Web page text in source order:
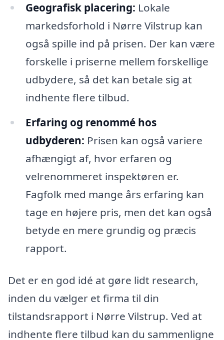
Geografisk placering: Lokale
markedsforhold i Nørre Vilstrup kan
også spille ind på prisen. Der kan være
forskelle i priserne mellem forskellige
udbydere, så det kan betale sig at
indhente flere tilbud.
Erfaring og renommé hos
udbyderen: Prisen kan også variere
afhængigt af, hvor erfaren og
velrenommeret inspektøren er.
Fagfolk med mange års erfaring kan
tage en højere pris, men det kan også
betyde en mere grundig og præcis
rapport.
Det er en god idé at gøre lidt research,
inden du vælger et firma til din
tilstandsrapport i Nørre Vilstrup. Ved at
indhente flere tilbud kan du sammenligne